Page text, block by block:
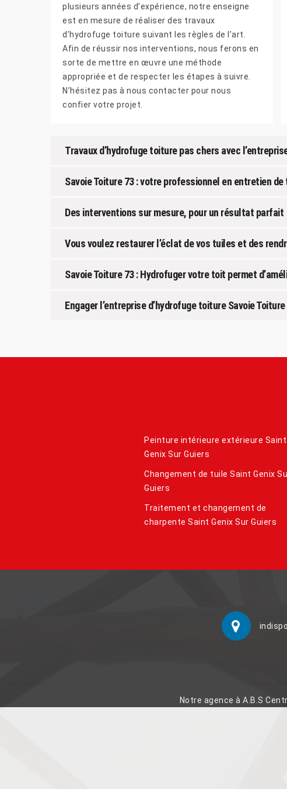
plusieurs années d’expérience, notre enseigne
est en mesure de réaliser des travaux
d’hydrofuge toiture suivant les règles de l’art.
Afin de réussir nos interventions, nous ferons en
sorte de mettre en œuvre une méthode
appropriée et de respecter les étapes à suivre.
N’hésitez pas à nous contacter pour nous
confier votre projet.
Travaux d’hydrofuge toiture pas chers avec
Savoie Toiture 73 : votre professionnel en entretien
Des interventions sur mesure, pour un résultat parfait
Vous voulez restaurer l’éclat de vos tuiles et des
Savoie Toiture 73 : Hydrofuger votre toit permet
Engager l’entreprise d’hydrofuge toiture Savoie
Peinture intérieure extérieure Saint
Genix Sur Guiers
Changement de tuile Saint Genix
Guiers
Traitement et changement de
charpente Saint Genix Sur Guiers
Notre agence à A.B.S